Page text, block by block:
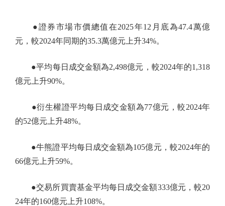
●證券市場市價總值在2025年12月底為47.4萬億
元，較2024年同期的35.3萬億元上升34%。
●平均每日成交金額為2,498億元，較2024年的1,318
億元上升90%。
●衍生權證平均每日成交金額為77億元，較2024年
的52億元上升48%。
●牛熊證平均每日成交金額為105億元，較2024年的
66億元上升59%。
●交易所買賣基金平均每日成交金額333億元，較20
24年的160億元上升108%。